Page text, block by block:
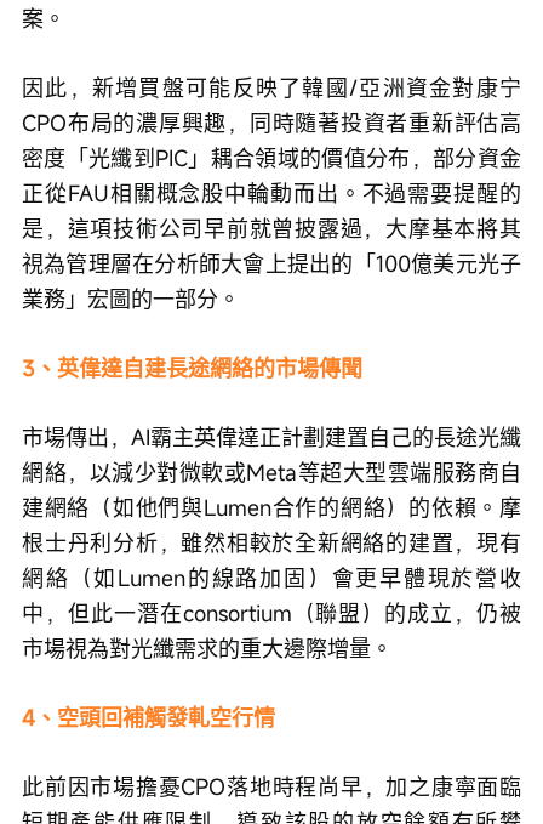
案。
因此，新增買盤可能反映了韓國/亞洲資金對康宁
CPO布局的濃厚興趣，同時隨著投資者重新評估高
密度「光纖到PIC」耦合領域的價值分布，部分資金
正從FAU相關概念股中輪動而出。不過需要提醒的
是，這項技術公司早前就曾披露過，大摩基本將其
視為管理層在分析師大會上提出的「100億美元光子
業務」宏圖的一部分。
3、英偉達自建長途網絡的市場傳聞
市場傳出，AI霸主英偉達正計劃建置自己的長途光纖
網絡，以減少對微軟或Meta等超大型雲端服務商自
建網絡（如他們與Lumen合作的網絡）的依賴。摩
根士丹利分析，雖然相較於全新網絡的建置，現有
網絡（如Lumen的線路加固）會更早體現於營收
中，但此一潛在consortium（聯盟）的成立，仍被
市場視為對光纖需求的重大邊際增量。
4、空頭回補觸發軋空行情
此前因市場擔憂CPO落地時程尚早，加之康寧面臨